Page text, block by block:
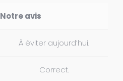
Notre avis
À éviter aujourd’hui.
Correct.